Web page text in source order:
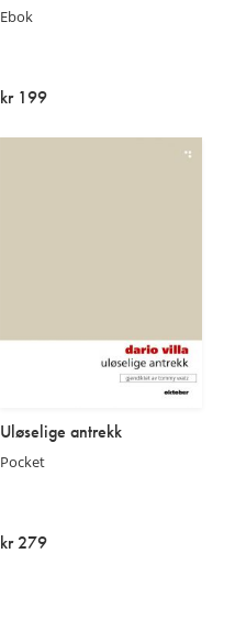
Ebok
kr 199
Uløselige antrekk
Pocket
kr 279